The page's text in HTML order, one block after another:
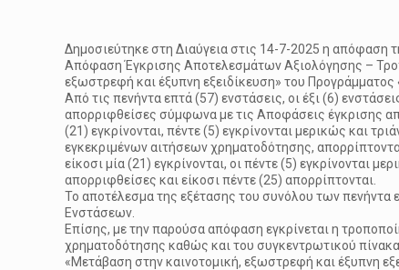
Δημοσιεύτηκε στη Διαύγεια στις 14-7-2025 η απόφαση
Απόφαση Έγκρισης Αποτελεσμάτων Αξιολόγησης –
εξωστρεφή και έξυπνη εξειδίκευση» του
Από τις πενήντα επτά (57) ενστάσεις, οι έξι (6)
απορριφθείσες σύμφωνα με τις Αποφάσεις έγκρισης
(21) εγκρίνονται, πέντε (5) εγκρίνονται μερικώς και
εγκεκριμένων αιτήσεων χρηματοδότησης,
είκοσι μία (21) εγκρίνονται, οι πέντε (5) εγκρίνονται
απορριφθείσες και είκοσι πέντε (25) απορρίπτονται.
Το αποτέλεσμα της εξέτασης του συνόλου των
Ενστάσεων.
Επίσης, με την παρούσα απόφαση εγκρίνεται η
χρηματοδότησης καθώς και του συγκεντρωτικού
«Μετάβαση στην καινοτομική, εξωστρεφή και έξυπνη